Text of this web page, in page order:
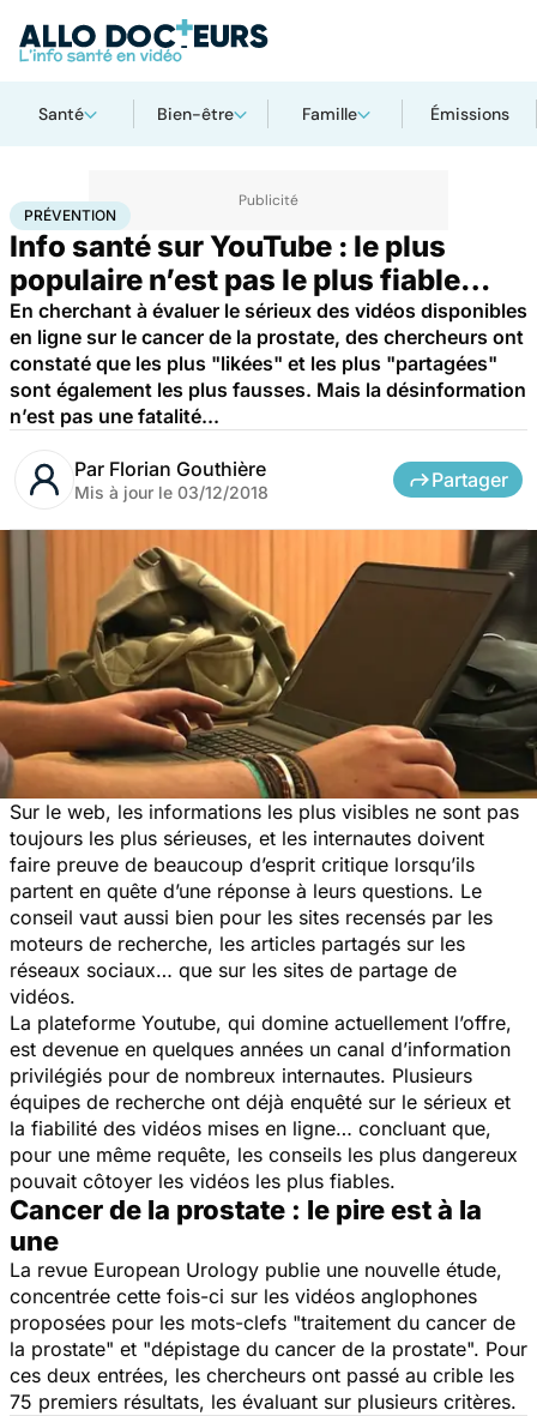
Santé Bien-être Famille Émissions
AccueilSantéMaladies Prévention
PRÉVENTION
Info santé sur YouTube : le plus
populaire n’est pas le plus fiable…
En cherchant à évaluer le sérieux des vidéos disponibles
en ligne sur le cancer de la prostate, des chercheurs ont
constaté que les plus "likées" et les plus "partagées"
sont également les plus fausses. Mais la désinformation
n’est pas une fatalité...
Par Florian Gouthière
Mis à jour le 03/12/2018
Partager
Sur le web, les informations les plus visibles ne sont pas
toujours les plus sérieuses, et les internautes doivent
faire preuve de beaucoup d’esprit critique lorsqu’ils
partent en quête d’une réponse à leurs questions. Le
conseil vaut aussi bien pour les sites recensés par les
moteurs de recherche, les articles partagés sur les
réseaux sociaux… que sur les sites de partage de
vidéos.
La plateforme Youtube, qui domine actuellement l’offre,
est devenue en quelques années un canal d’information
privilégiés pour de nombreux internautes. Plusieurs
équipes de recherche ont déjà enquêté sur le sérieux et
la fiabilité des vidéos mises en ligne… concluant que,
pour une même requête, les conseils les plus dangereux
pouvait côtoyer les vidéos les plus fiables.
Cancer de la prostate : le pire est à la
une
La revue European Urology publie une nouvelle étude,
concentrée cette fois-ci sur les vidéos anglophones
proposées pour les mots-clefs "traitement du cancer de
la prostate" et "dépistage du cancer de la prostate". Pour
ces deux entrées, les chercheurs ont passé au crible les
75 premiers résultats, les évaluant sur plusieurs critères.